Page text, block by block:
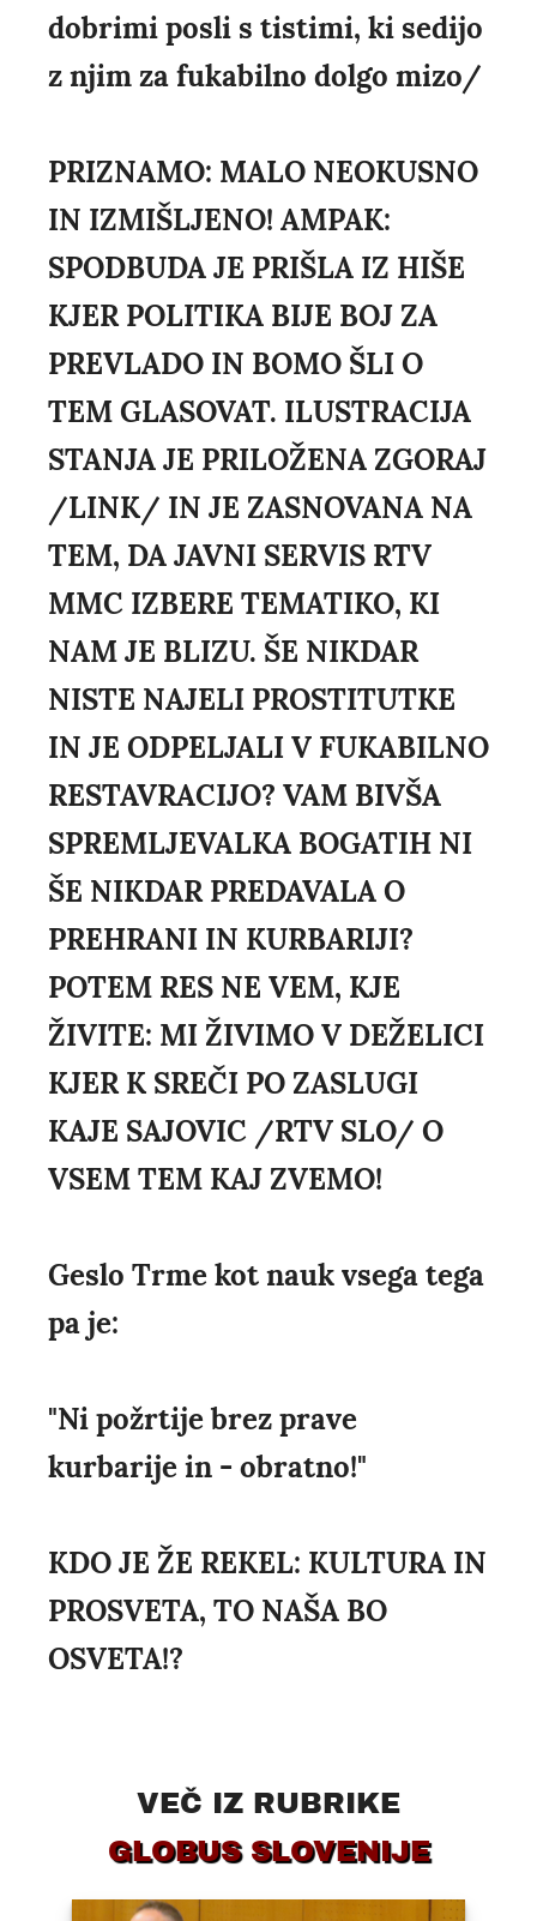
dobrimi posli s tistimi, ki sedijo
z njim za fukabilno dolgo mizo/
PRIZNAMO: MALO NEOKUSNO
IN IZMIŠLJENO! AMPAK:
SPODBUDA JE PRIŠLA IZ HIŠE
KJER POLITIKA BIJE BOJ ZA
PREVLADO IN BOMO ŠLI O
TEM GLASOVAT. ILUSTRACIJA
STANJA JE PRILOŽENA ZGORAJ
/LINK/ IN JE ZASNOVANA NA
TEM, DA JAVNI SERVIS RTV
MMC IZBERE TEMATIKO, KI
NAM JE BLIZU. ŠE NIKDAR
NISTE NAJELI PROSTITUTKE
IN JE ODPELJALI V FUKABILNO
RESTAVRACIJO? VAM BIVŠA
SPREMLJEVALKA BOGATIH NI
ŠE NIKDAR PREDAVALA O
PREHRANI IN KURBARIJI?
POTEM RES NE VEM, KJE
ŽIVITE: MI ŽIVIMO V DEŽELICI
KJER K SREČI PO ZASLUGI
KAJE SAJOVIC /RTV SLO/ O
VSEM TEM KAJ ZVEMO!
Geslo Trme kot nauk vsega tega
pa je:
"Ni požrtije brez prave
kurbarije in - obratno!"
KDO JE ŽE REKEL: KULTURA IN
PROSVETA, TO NAŠA BO
OSVETA!?
VEČ IZ RUBRIKE
GLOBUS SLOVENIJE